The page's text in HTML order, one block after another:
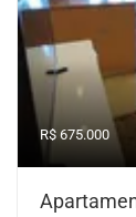
R$ 675.000